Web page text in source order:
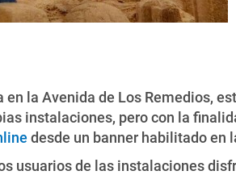
en la Avenida de Los Remedios,
instalaciones, pero con la
desde un banner habilitado en
usuarios de las instalaciones